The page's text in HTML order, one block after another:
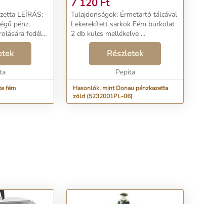
pénz,
fedél
szerelve
a levehető
fém
7 120 Ft
Tulajdonságok: Érmetartó tálcával
Lekerekített sarkok Fém burkolat
2 db kulcs mellékelve ...
Részletek
Pepita
Hasonlók, mint Donau pénzkazetta
zöld (5232001PL-06)